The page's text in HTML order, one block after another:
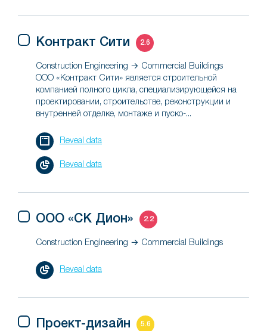
Контракт Сити 2.6
Construction Engineering → Commercial Buildings
ООО «Контракт Сити» является строительной
компанией полного цикла, специализирующейся на
проектировании, строительстве, реконструкции и
внутренней отделке, монтаже и пуско-...
Reveal data
Reveal data
ООО «СК Дион» 2.2
Construction Engineering → Commercial Buildings
Reveal data
Проект-дизайн 5.6